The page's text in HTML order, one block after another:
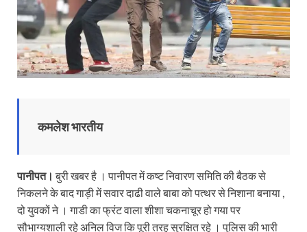
कमलेश भारतीय
पानीपत। बुरी खबर है । पानीपत में कष्ट निवारण समिति की बैठक से
निकलने के बाद गाड़ी में सवार दाढी वाले बाबा को पत्थर से निशाना बनाया ,
दो युवकों ने । गाडी का फ्रंट वाला शीशा चकनाचूर हो गया पर
सौभाग्यशाली रहे अनिल विज कि पूरी तरह सुरक्षित रहे । पुलिस की भारी